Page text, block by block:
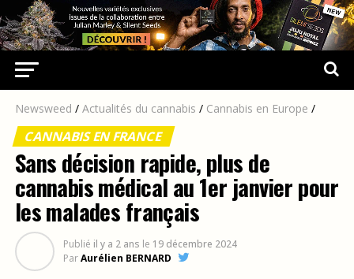
Newsweed / Actualités du cannabis / Cannabis en Europe /
CANNABIS EN FRANCE
Sans décision rapide, plus de
cannabis médical au 1er janvier pour
les malades français
Publié il y a 2 ans le 19 décembre 2024
ParAurélien BERNARD